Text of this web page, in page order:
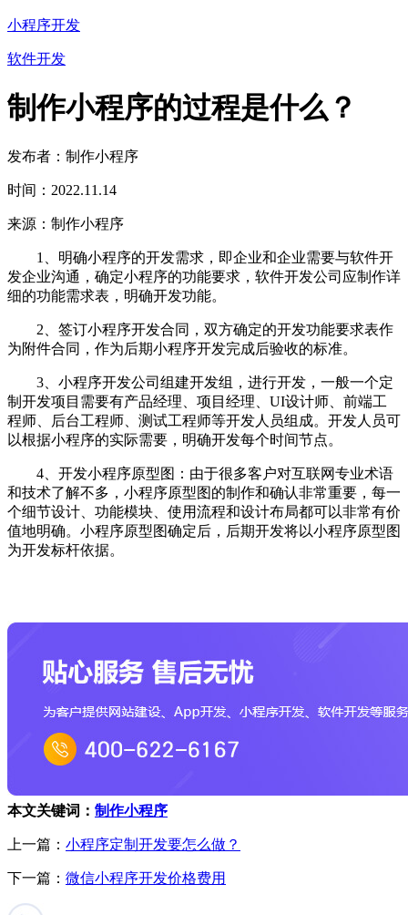
小程序开发
软件开发
制作小程序的过程是什么？
发布者：制作小程序
时间：2022.11.14
来源：制作小程序
1、明确小程序的开发需求，即企业和企业需要与软件开
发企业沟通，确定小程序的功能要求，软件开发公司应制作详
细的功能需求表，明确开发功能。
2、签订小程序开发合同，双方确定的开发功能要求表作
为附件合同，作为后期小程序开发完成后验收的标准。
3、小程序开发公司组建开发组，进行开发，一般一个定
制开发项目需要有产品经理、项目经理、UI设计师、前端工
程师、后台工程师、测试工程师等开发人员组成。开发人员可
以根据小程序的实际需要，明确开发每个时间节点。
4、开发小程序原型图：由于很多客户对互联网专业术语
和技术了解不多，小程序原型图的制作和确认非常重要，每一
个细节设计、功能模块、使用流程和设计布局都可以非常有价
值地明确。小程序原型图确定后，后期开发将以小程序原型图
为开发标杆依据。
本文关键词： 制作小程序
上一篇： 小程序定制开发要怎么做？
下一篇： 微信小程序开发价格费用